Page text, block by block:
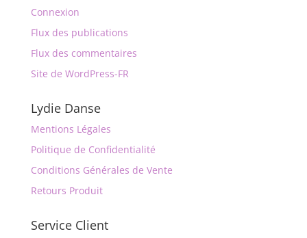
Connexion
Flux des publications
Flux des commentaires
Site de WordPress-FR
Lydie Danse
Mentions Légales
Politique de Confidentialité
Conditions Générales de Vente
Retours Produit
Service Client